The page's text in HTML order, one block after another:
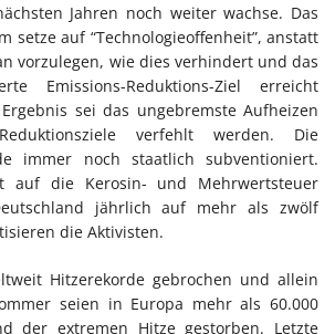
Jahren noch weiter wachse. Das
setze auf “Technologieoffenheit”, anstatt
vorzulegen, wie dies verhindert und das
Emissions-Reduktions-Ziel erreicht
sei das ungebremste Aufheizen
verfehlt werden. Die
immer noch staatlich subventioniert.
auf die Kerosin- und Mehrwertsteuer
jährlich auf mehr als zwölf
die Aktivisten.
Hitzerekorde gebrochen und allein
seien in Europa mehr als 60.000
der extremen Hitze gestorben. Letzte